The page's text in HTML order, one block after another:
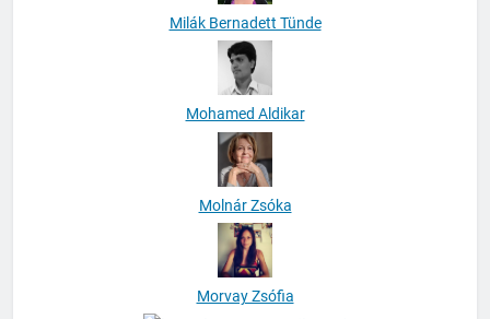
Milák Bernadett Tünde
Mohamed Aldikar
Molnár Zsóka
Morvay Zsófia